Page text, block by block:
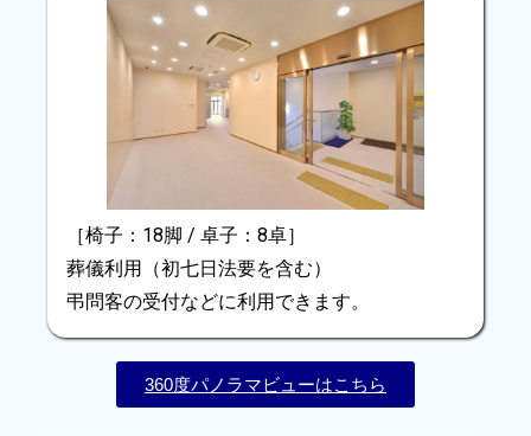
［椅子：18脚 / 卓子：8卓］
葬儀利用（初七日法要を含む）
弔問客の受付などに利用できます。
360度パノラマビューはこちら